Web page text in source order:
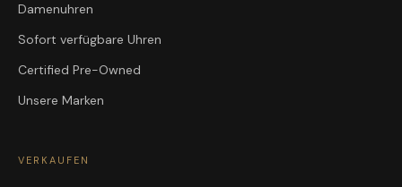
Damenuhren
Sofort verfügbare Uhren
Certified Pre-Owned
Unsere Marken
VERKAUFEN